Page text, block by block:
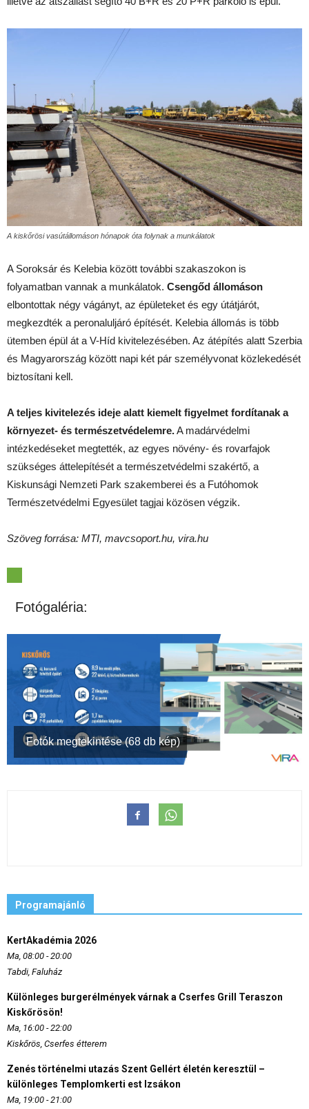
A kiskőrösi vasútállomáson hónapok óta folynak a munkálatok
A Soroksár és Kelebia között további szakaszokon is
folyamatban vannak a munkálatok. Csengőd állomáson
elbontottak négy vágányt, az épületeket és egy útátjárót,
megkezdték a peronaluljáró építését. Kelebia állomás is több
ütemben épül át a V-Híd kivitelezésében. Az átépítés alatt Szerbia
és Magyarország között napi két pár személyvonat közlekedését
biztosítani kell.
A teljes kivitelezés ideje alatt kiemelt figyelmet fordítanak a
környezet- és természetvédelemre.A madárvédelmi
intézkedéseket megtették, az egyes növény- és rovarfajok
szükséges áttelepítését a természetvédelmi szakértő, a
Kiskunsági Nemzeti Park szakemberei és a Futóhomok
Természetvédelmi Egyesület tagjai közösen végzik.
Szöveg forrása: MTI, mavcsoport.hu, vira.hu
Fotógaléria:
Fotók megtekintése (68 db kép)
Programajánló
KertAkadémia 2026
Ma, 08:00 - 20:00
Tabdi, Faluház
Különleges burgerélmények várnak a Cserfes Grill Teraszon
Kiskőrösön!
Ma, 16:00 - 22:00
Kiskőrös, Cserfes étterem
Zenés történelmi utazás Szent Gellért életén keresztül –
különleges Templomkerti est Izsákon
Ma, 19:00 - 21:00